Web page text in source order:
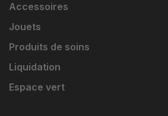
Accessoires
Jouets
Produits de soins
Liquidation
Espace vert